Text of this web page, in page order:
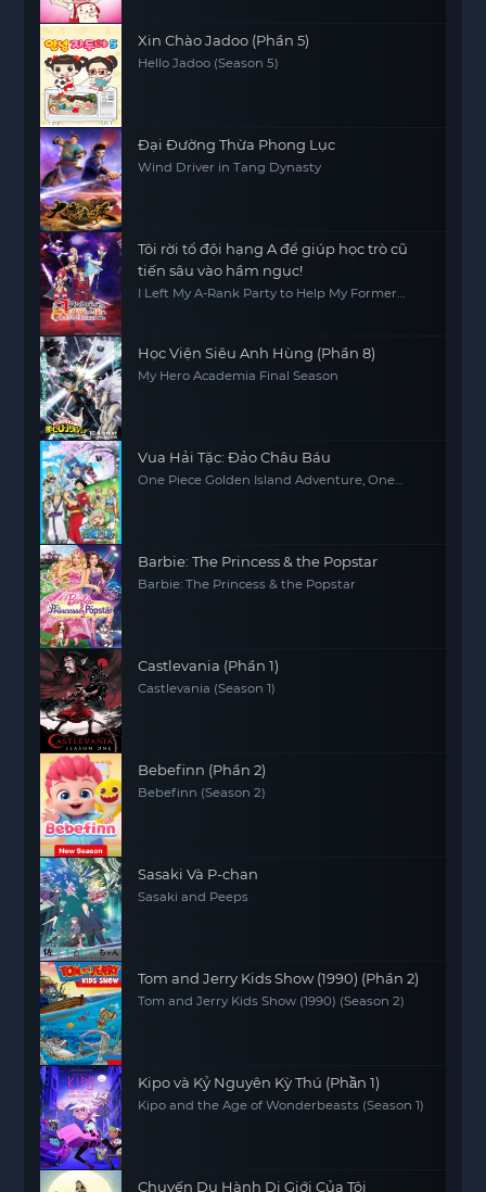
Xin Chào Jadoo (Phần 5)
Hello Jadoo (Season 5)
Đại Đường Thừa Phong Lục
Wind Driver in Tang Dynasty
Tôi rời tổ đội hạng A để giúp học trò cũ
tiến sâu vào hầm ngục!
I Left My A-Rank Party to Help My Former
Học Viện Siêu Anh Hùng (Phần 8)
My Hero Academia Final Season
Vua Hải Tặc: Đảo Châu Báu
One Piece Golden Island Adventure, One
Barbie: The Princess & the Popstar
Barbie: The Princess & the Popstar
Castlevania (Phần 1)
Castlevania (Season 1)
Bebefinn (Phần 2)
Bebefinn (Season 2)
Sasaki Và P-chan
Sasaki and Peeps
Tom and Jerry Kids Show (1990) (Phần 2)
Tom and Jerry Kids Show (1990) (Season 2)
Kipo và Kỷ Nguyên Kỳ Thú (Phần 1)
Kipo and the Age of Wonderbeasts (Season 1)
Chuyến Du Hành Dị Giới Của Tôi